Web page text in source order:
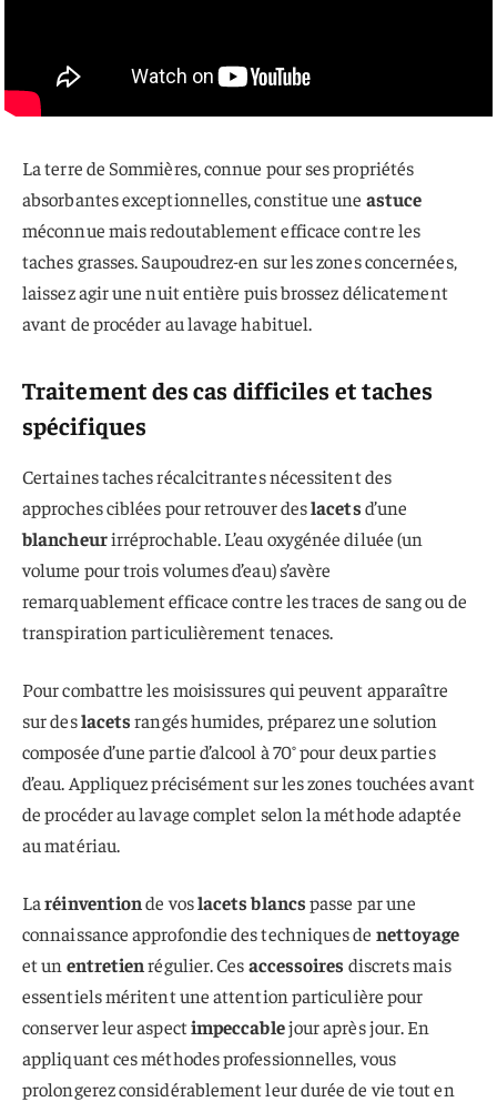
La terre de Sommières, connue pour ses propriétés
absorbantes exceptionnelles, constitue une astuce
méconnue mais redoutablement efficace contre les
taches grasses. Saupoudrez-en sur les zones concernées,
laissez agir une nuit entière puis brossez délicatement
avant de procéder au lavage habituel.
Traitement des cas difficiles et taches
spécifiques
Certaines taches récalcitrantes nécessitent des
approches ciblées pour retrouver deslacetsd’une
blancheurirréprochable. L’eau oxygénée diluée (un
volume pour trois volumes d’eau) s’avère
remarquablement efficace contre les traces de sang ou de
transpiration particulièrement tenaces.
Pour combattre les moisissures qui peuvent apparaître
sur deslacetsrangés humides, préparez une solution
composée d’une partie d’alcool à 70° pour deux parties
d’eau. Appliquez précisément sur les zones touchées avant
de procéder au lavage complet selon la méthode adaptée
au matériau.
Laréinventionde voslacets blancspasse par une
connaissance approfondie des techniques de nettoyage
et un entretienrégulier. Cesaccessoires discrets mais
essentiels méritent une attention particulière pour
conserver leur aspectimpeccablejour après jour. En
appliquant ces méthodes professionnelles, vous
prolongerez considérablement leur durée de vie tout en